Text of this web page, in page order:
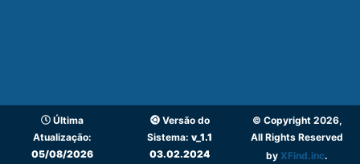
Última
Atualização:
05/08/2026
Versão do
Sistema:v_1.1
03.02.2024
© Copyright 2026,
All Rights Reserved
by XFind.inc.